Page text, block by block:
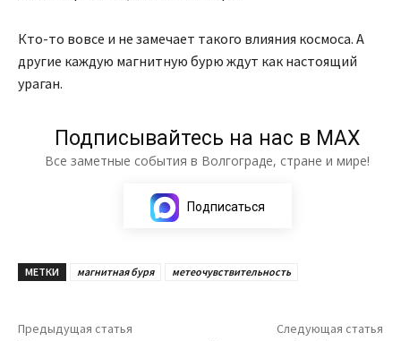
Кто-то вовсе и не замечает такого влияния космоса. А
другие каждую магнитную бурю ждут как настоящий
ураган.
Подписывайтесь на нас в МАХ
Все заметные события в Волгограде, стране и мире!
Подписаться
МЕТКИ магнитная буря метеочувствительность
Предыдущая статья Следующая статья